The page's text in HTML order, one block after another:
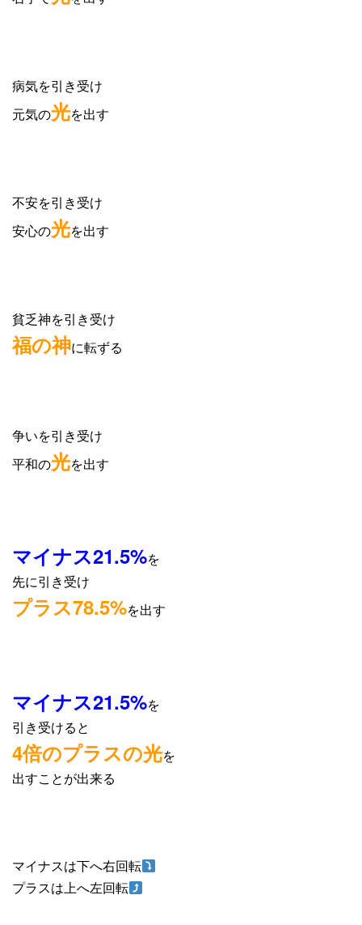
病気を引き受け
元気の光を出す
不安を引き受け
安心の光を出す
貧乏神を引き受け
福の神に転ずる
争いを引き受け
平和の光を出す
マイナス21.5%を
先に引き受け
プラス78.5%を出す
マイナス21.5%を
引き受けると
4倍のプラスの光を
出すことが出来る
マイナスは下へ右回転
プラスは上へ左回転